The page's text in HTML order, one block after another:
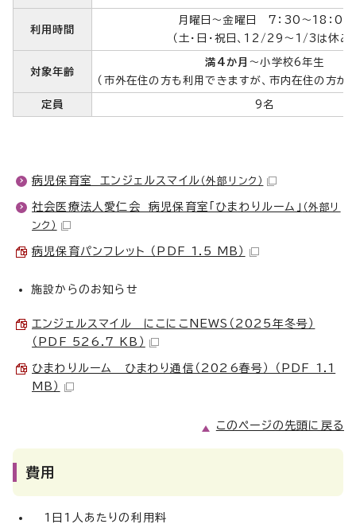
利用時間
月曜日～金曜日 7：30～18：00
（土・日・祝日、12/29～1/3は休み
対象年齢
満4か月 ～小学校6年生
（市外在住の方も利用できますが、市内在住の方が
定員 9名
病児保育室 エンジェルスマイル （外部リンク）
社会医療法人愛仁会 病児保育室「ひまわりルーム」 （外部リ
ンク）
病児保育パンフレット （PDF 1.5 MB）
施設からのお知らせ
エンジェルスマイル にこにこNEWS（2025年冬号）
（PDF 526.7 KB）
ひまわりルーム ひまわり通信（2026春号） （PDF 1.1
MB）
このページの先頭に戻る
費用
1日1人あたりの利用料